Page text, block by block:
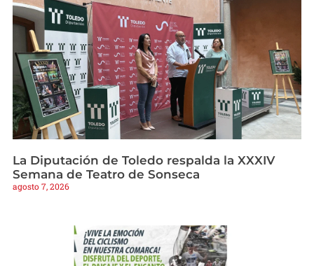
La Diputación de Toledo respalda la XXXIV
Semana de Teatro de Sonseca
agosto 7, 2026